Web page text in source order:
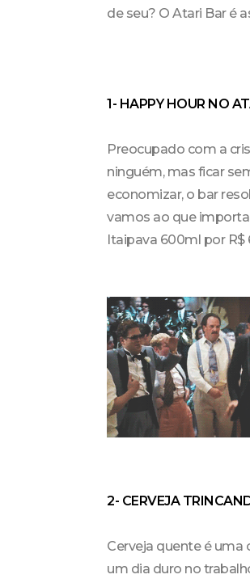
de seu? O Atari Bar é
1- HAPPY HOUR NO
Preocupado com a
ninguém, mas ficar
economizar, o bar
vamos ao que
Itaipava 600ml por R$
2- CERVEJA
Cerveja quente é uma
um dia duro no